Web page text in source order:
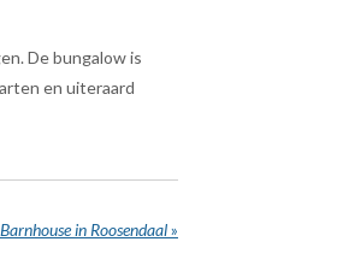
De bungalow is
en uiteraard
in Roosendaal»